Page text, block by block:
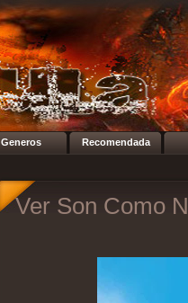
Generos Recomendada
Ver Son Como